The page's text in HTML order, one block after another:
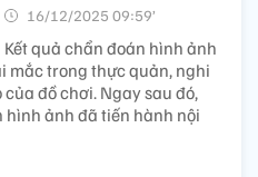
16/12/2025 09:59’
Kết quả chẩn đoán hình ảnh
mắc trong thực quản, nghi
đồ chơi. Ngay sau đó,
hình ảnh đã tiến hành nội